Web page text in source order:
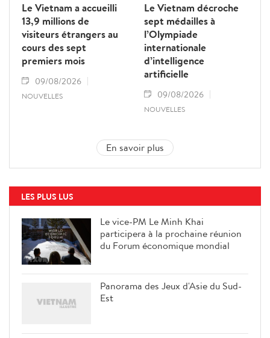
Le Vietnam a accueilli
13,9 millions de
visiteurs étrangers au
cours des sept
premiers mois
09/08/2026
NOUVELLES
Le Vietnam décroche
sept médailles à
l’Olympiade
internationale
d’intelligence
artificielle
09/08/2026
NOUVELLES
En savoir plus
LES PLUS LUS
Le vice-PM Le Minh Khai
participera à la prochaine réunion
du Forum économique mondial
Panorama des Jeux d'Asie du Sud-
Est